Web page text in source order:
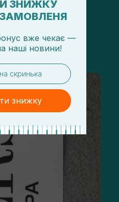
в Instagram
ЗНИЖКУ
вже чекає —
наші новини!
знижку